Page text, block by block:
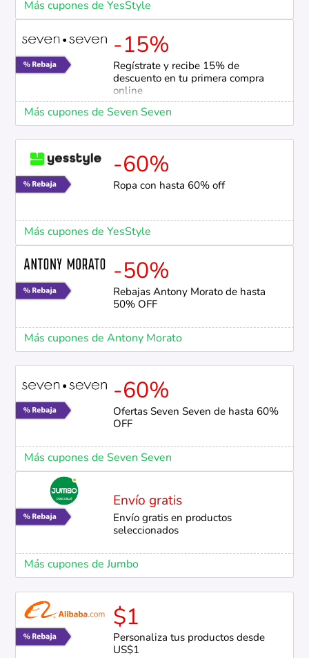
Más cupones de YesStyle
-15%
Regístrate y recibe 15% de
descuento en tu primera compra
online
Más cupones de Seven Seven
-60%
Ropa con hasta 60% off
Más cupones de YesStyle
-50%
Rebajas Antony Morato de hasta
50% OFF
Más cupones de Antony Morato
-60%
Ofertas Seven Seven de hasta 60%
OFF
Más cupones de Seven Seven
Envío gratis
Envío gratis en productos
seleccionados
Más cupones de Jumbo
$1
Personaliza tus productos desde
US$1